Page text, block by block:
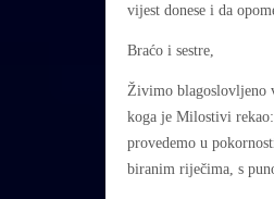
vijest donese i da
Braćo i sestre,
Živimo blagoslovljeno
koga je Milostivi
provedemo u
biranim riječima, s